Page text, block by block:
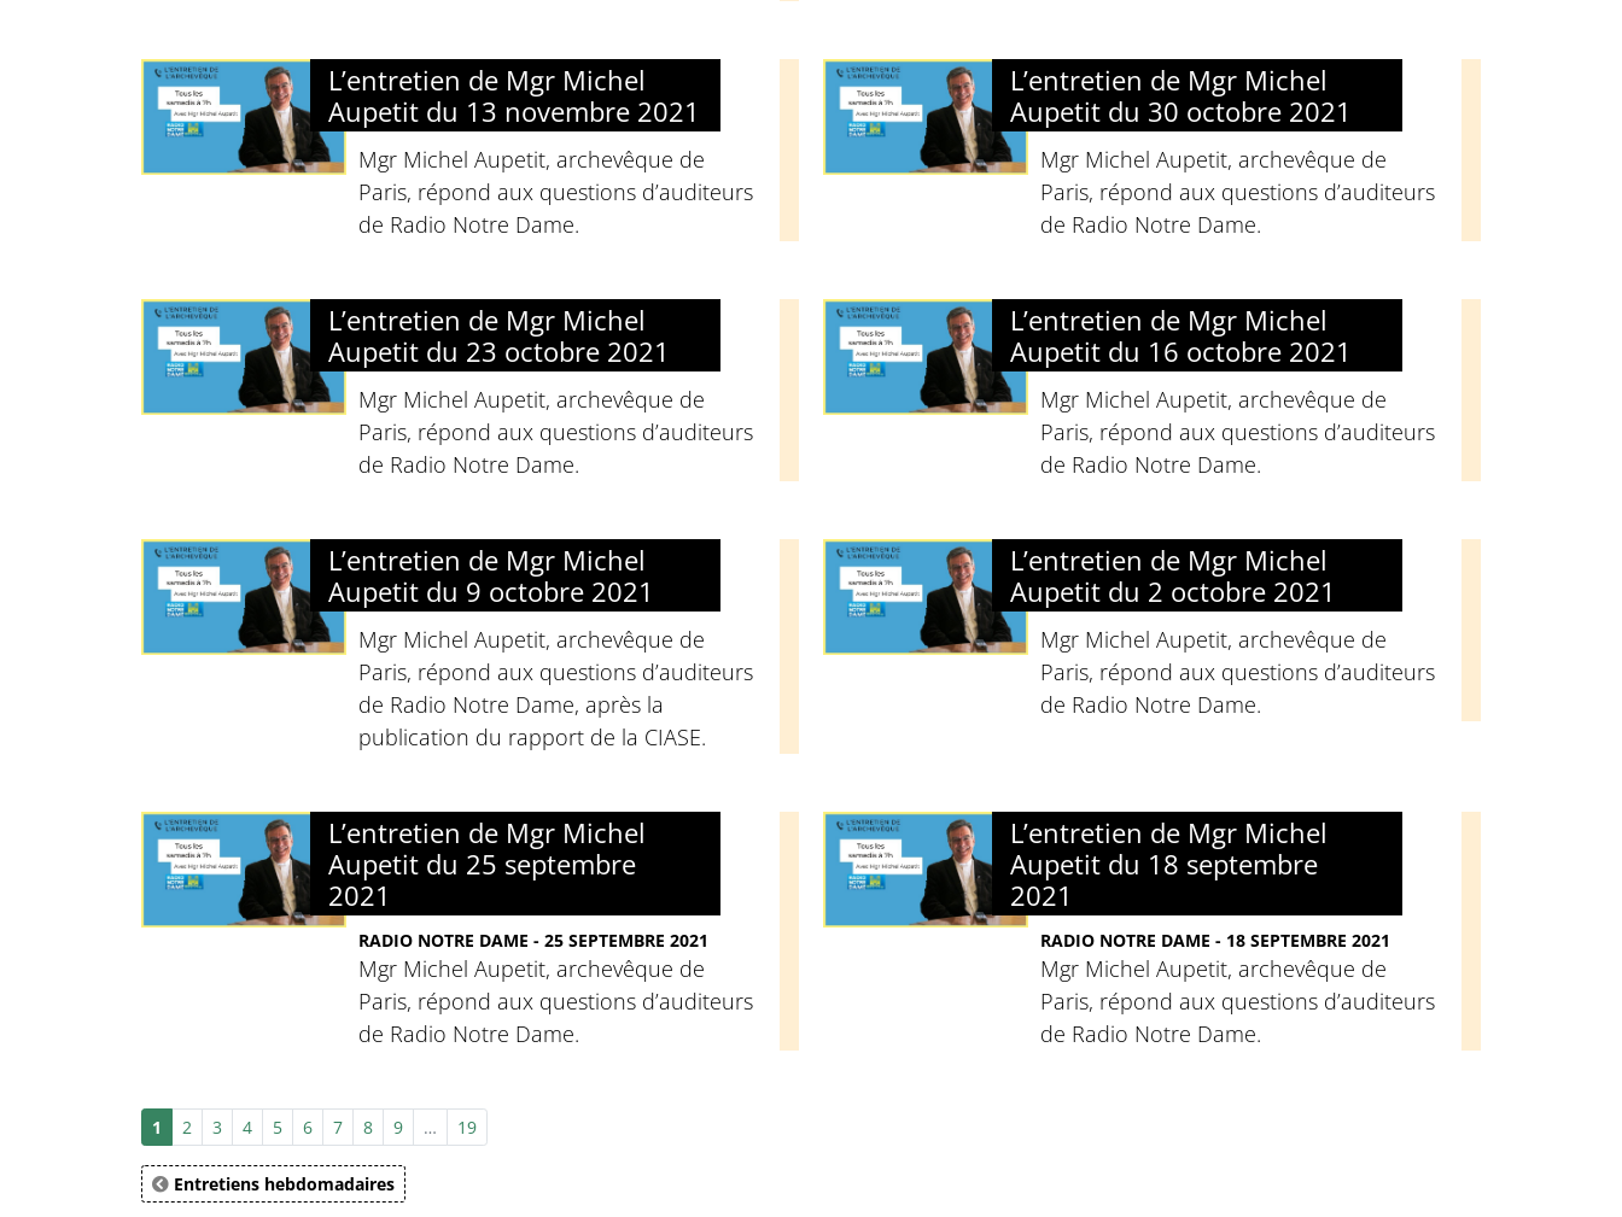
L’entretien de Mgr Michel
Aupetit du 13 novembre 2021
Mgr Michel Aupetit, archevêque de
Paris, répond aux questions d’auditeurs
de Radio Notre Dame.
L’entretien de Mgr Michel
Aupetit du 30 octobre 2021
Mgr Michel Aupetit, archevêque de
Paris, répond aux questions d’auditeurs
de Radio Notre Dame.
L’entretien de Mgr Michel
Aupetit du 23 octobre 2021
Mgr Michel Aupetit, archevêque de
Paris, répond aux questions d’auditeurs
de Radio Notre Dame.
L’entretien de Mgr Michel
Aupetit du 16 octobre 2021
Mgr Michel Aupetit, archevêque de
Paris, répond aux questions d’auditeurs
de Radio Notre Dame.
L’entretien de Mgr Michel
Aupetit du 9 octobre 2021
Mgr Michel Aupetit, archevêque de
Paris, répond aux questions d’auditeurs
de Radio Notre Dame, après la
publication du rapport de la CIASE.
L’entretien de Mgr Michel
Aupetit du 2 octobre 2021
Mgr Michel Aupetit, archevêque de
Paris, répond aux questions d’auditeurs
de Radio Notre Dame.
L’entretien de Mgr Michel
Aupetit du 25 septembre
2021
RADIO NOTRE DAME - 25 SEPTEMBRE 2021
Mgr Michel Aupetit, archevêque de
Paris, répond aux questions d’auditeurs
de Radio Notre Dame.
L’entretien de Mgr Michel
Aupetit du 18 septembre
2021
RADIO NOTRE DAME - 18 SEPTEMBRE 2021
Mgr Michel Aupetit, archevêque de
Paris, répond aux questions d’auditeurs
de Radio Notre Dame.
1 2 3 4 5 6 7 8 9 … 19
Entretiens hebdomadaires